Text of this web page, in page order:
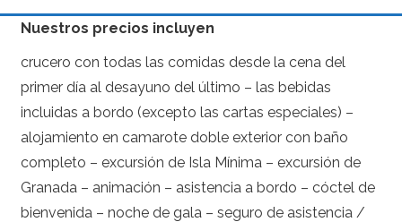
Nuestros precios incluyen
crucero con todas las comidas desde la cena del
primer día al desayuno del último – las bebidas
incluidas a bordo (excepto las cartas especiales) –
alojamiento en camarote doble exterior con baño
completo – excursión de Isla Mínima – excursión de
Granada – animación – asistencia a bordo – cóctel de
bienvenida – noche de gala – seguro de asistencia /